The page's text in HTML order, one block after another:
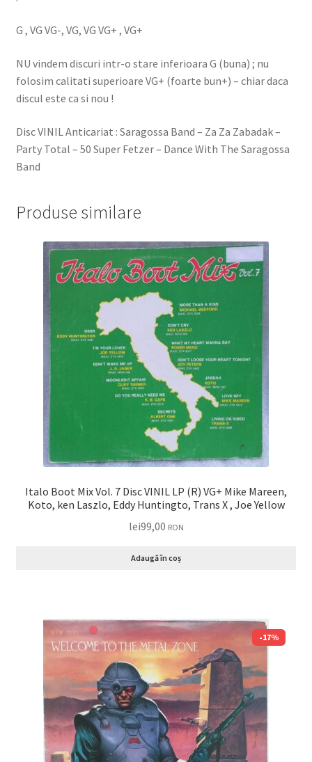
G , VG VG-, VG, VG VG+ , VG+
NU vindem discuri intr-o stare inferioara G (buna) ; nu
folosim calitati superioare VG+ (foarte bun+) – chiar daca
discul este ca si nou !
Disc VINIL Anticariat : Saragossa Band – Za Za Zabadak –
Party Total – 50 Super Fetzer – Dance With The Saragossa
Band
Produse similare
Italo Boot Mix Vol. 7 Disc VINIL LP (R) VG+ Mike Mareen,
Koto, ken Laszlo, Eddy Huntingto, Trans X , Joe Yellow
lei99,00 RON
Adaugă în coș
-17%